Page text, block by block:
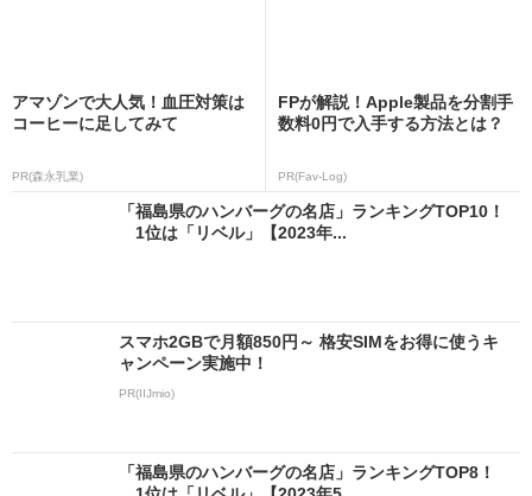
アマゾンで大人気！血圧対策は
コーヒーに足してみて
PR(森永乳業)
FPが解説！Apple製品を分割手
数料0円で入手する方法とは？
PR(Fav-Log)
「福島県のハンバーグの名店」ランキングTOP10！
1位は「リベル」【2023年...
スマホ2GBで月額850円～ 格安SIMをお得に使うキ
ャンペーン実施中！
PR(IIJmio)
「福島県のハンバーグの名店」ランキングTOP8！